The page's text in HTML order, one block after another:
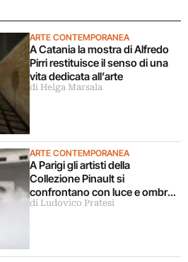
ARTE CONTEMPORANEA
A Catania la mostra di Alfredo
Pirri restituisce il senso di una
vita dedicata all’arte
di Helga Marsala
ARTE CONTEMPORANEA
A Parigi gli artisti della
Collezione Pinault si
confrontano con luce e ombra
in una grande mostra
di Ludovico Pratesi